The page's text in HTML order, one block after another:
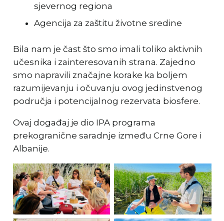
sjevernog regiona
Agencija za zaštitu životne sredine
Bila nam je čast što smo imali toliko aktivnih
učesnika i zainteresovanih strana. Zajedno
smo napravili značajne korake ka boljem
razumijevanju i očuvanju ovog jedinstvenog
područja i potencijalnog rezervata biosfere.
Ovaj događaj je dio IPA programa
prekogranične saradnje između Crne Gore i
Albanije.